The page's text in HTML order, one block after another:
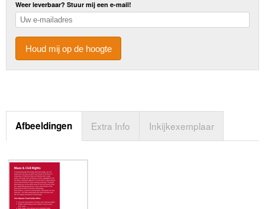
Weer leverbaar? Stuur mij een e-mail!
Houd mij op de hoogte
Afbeeldingen Extra Info Inkijkexemplaar